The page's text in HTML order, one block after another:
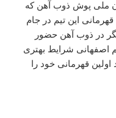
ملی پوش ذوب آهن که
این تیم در جام
در ذوب آهن حضور
اصفهانی شرایط بهتری
قهرمانی خود را